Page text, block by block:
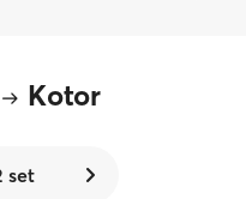
Kotor
set